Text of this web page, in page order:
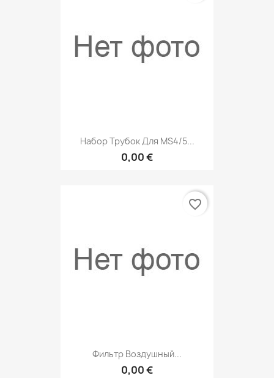
Набор Трубок Для MS4/5...
0,00 €
Фильтр Воздушный...
0,00 €
favorite_border